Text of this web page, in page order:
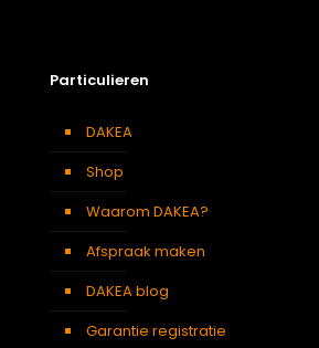
Particulieren
DAKEA
Shop
Waarom DAKEA?
Afspraak maken
DAKEA blog
Garantie registratie